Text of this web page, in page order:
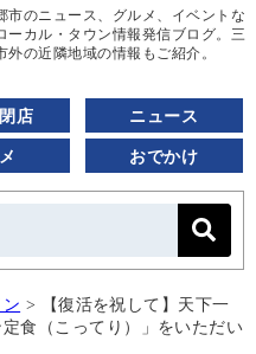
市のニュース、グルメ、イベントな
ーカル・タウン情報発信ブログ。三
の近隣地域の情報もご紹介。
店 ニュース
おでかけ
> 【復活を祝して】天下一
食（こってり）」をいただい